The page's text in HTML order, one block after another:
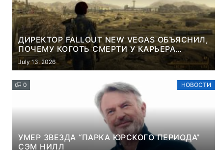
ДИРЕКТОР FALLOUT NEW VEGAS ОБЪЯСНИЛ,
ПОЧЕМУ КОГОТЬ СМЕРТИ У КАРЬЕРА
НАМЕРЕННО СНОСИТ ВАМ ГОЛОВУ
July 13, 2026
0 НОВОСТИ
УМЕР ЗВЕЗДА “ПАРКА ЮРСКОГО ПЕРИОДА”
СЭМ НИЛЛ